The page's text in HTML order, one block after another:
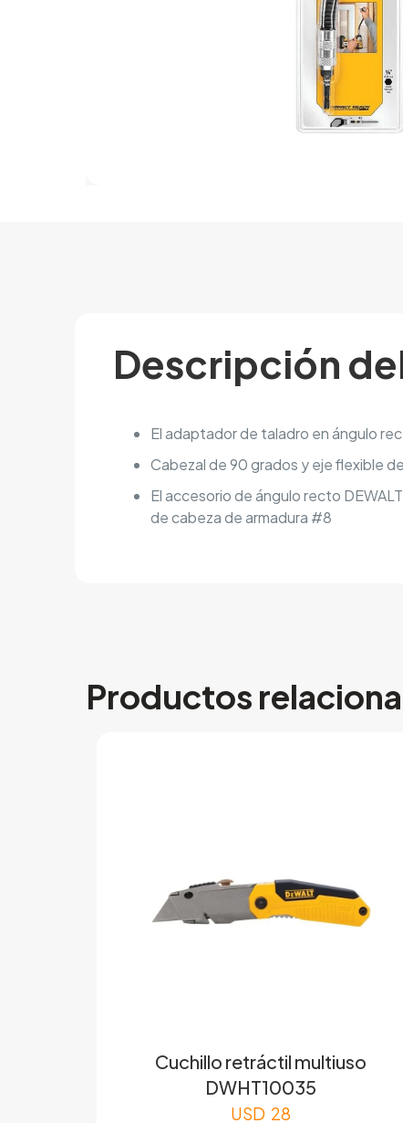
Descripción
El adaptador de taladro en ángulo
Cabezal de 90 grados y eje flexible
El accesorio de ángulo recto
de cabeza de armadura #8
Productos
Cuchillo retráctil multiuso
DWHT10035
USD 28